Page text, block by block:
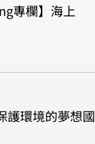
專欄】海上
護環境的夢想國